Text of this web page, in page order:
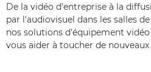
De la vidéo d'entreprise à la
par l'audiovisuel dans les salles
nos solutions d'équipement
vous aider à toucher de